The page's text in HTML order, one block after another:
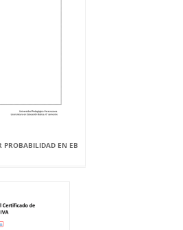
PROBABILIDAD EN EB